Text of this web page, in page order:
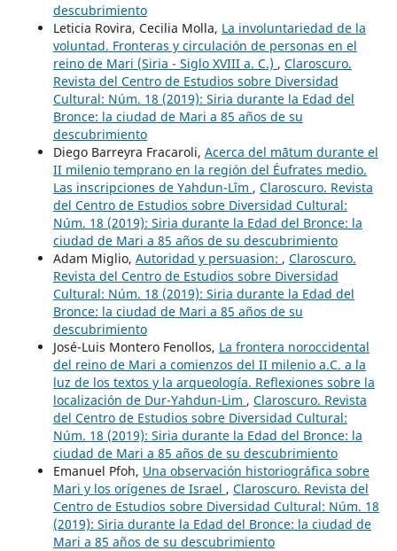
descubrimiento
Leticia Rovira, Cecilia Molla, La involuntariedad de la
voluntad. Fronteras y circulación de personas en el
reino de Mari (Siria - Siglo XVIII a. C.) , Claroscuro.
Revista del Centro de Estudios sobre Diversidad
Cultural: Núm. 18 (2019): Siria durante la Edad del
Bronce: la ciudad de Mari a 85 años de su
descubrimiento
Diego Barreyra Fracaroli, Acerca del mātum durante el
II milenio temprano en la región del Éufrates medio.
Las inscripciones de Yahdun-Lîm , Claroscuro. Revista
del Centro de Estudios sobre Diversidad Cultural:
Núm. 18 (2019): Siria durante la Edad del Bronce: la
ciudad de Mari a 85 años de su descubrimiento
Adam Miglio, Autoridad y persuasion: , Claroscuro.
Revista del Centro de Estudios sobre Diversidad
Cultural: Núm. 18 (2019): Siria durante la Edad del
Bronce: la ciudad de Mari a 85 años de su
descubrimiento
José-Luis Montero Fenollos, La frontera noroccidental
del reino de Mari a comienzos del II milenio a.C. a la
luz de los textos y la arqueología. Reflexiones sobre la
localización de Dur-Yahdun-Lim , Claroscuro. Revista
del Centro de Estudios sobre Diversidad Cultural:
Núm. 18 (2019): Siria durante la Edad del Bronce: la
ciudad de Mari a 85 años de su descubrimiento
Emanuel Pfoh, Una observación historiográfica sobre
Mari y los orígenes de Israel , Claroscuro. Revista del
Centro de Estudios sobre Diversidad Cultural: Núm. 18
(2019): Siria durante la Edad del Bronce: la ciudad de
Mari a 85 años de su descubrimiento